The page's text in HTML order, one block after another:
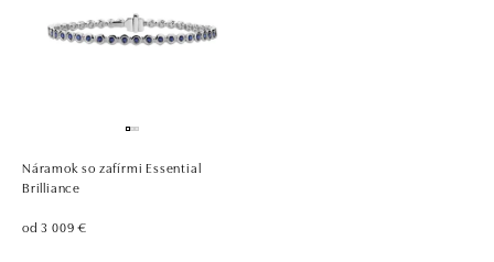
Náramok so zafírmi Essential
Brilliance
od 3 009 €